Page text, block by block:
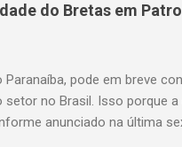
do Bretas em
pode em breve
no Brasil. Isso porque
anunciado na última